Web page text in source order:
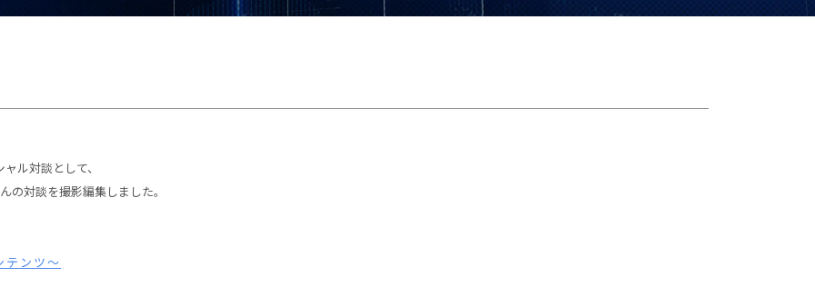
ル対談として、
の対談を撮影編集しました。
ンツ～